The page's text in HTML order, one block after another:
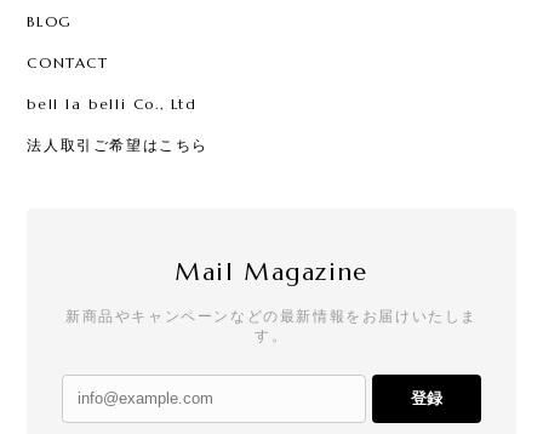
BLOG
CONTACT
bell la belli Co., Ltd
法人取引ご希望はこちら
Mail Magazine
新商品やキャンペーンなどの最新情報をお届けいたしま
す。
登録